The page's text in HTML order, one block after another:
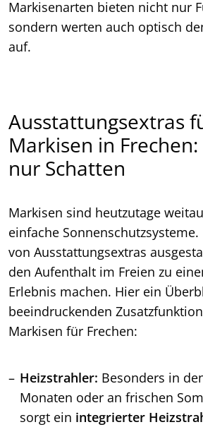
Markisenarten bieten nicht nur
sondern werten auch optisch
auf.
Ausstattungsextras
Markisen in
nur Schatten
Markisen sind heutzutage
einfache
von Ausstattungsextras
den Aufenthalt im Freien zu
Erlebnis machen. Hier ein
beeindruckenden
Markisen für Frechen:
Heizstrahler: Besonders in
Monaten oder an frischen
sorgt ein integrierter